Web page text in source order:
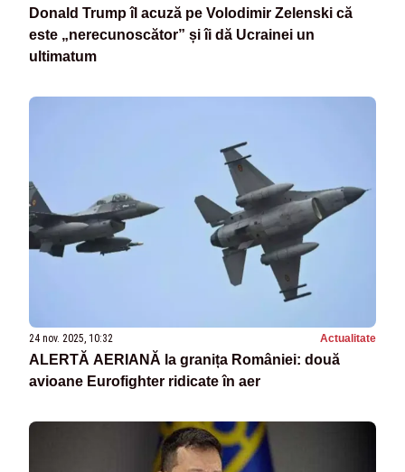
Donald Trump îl acuză pe Volodimir Zelenski că
este „nerecunoscător” și îi dă Ucrainei un
ultimatum
24 nov. 2025, 10:32 Actualitate
ALERTĂ AERIANĂ la granița României: două
avioane Eurofighter ridicate în aer